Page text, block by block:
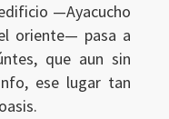
—Ayacucho
oriente— pasa a
que aun sin
ese lugar tan